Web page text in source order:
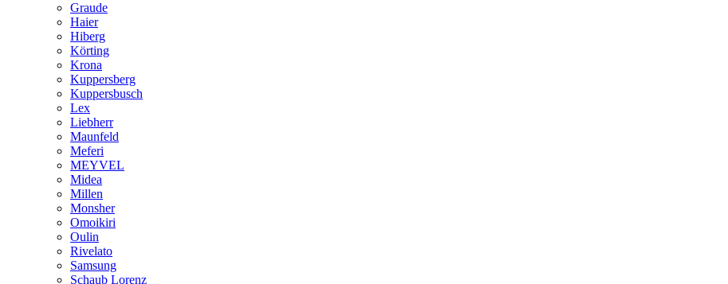
Graude
Haier
Hiberg
Körting
Krona
Kuppersberg
Kuppersbusch
Lex
Liebherr
Maunfeld
Meferi
MEYVEL
Midea
Millen
Monsher
Omoikiri
Oulin
Rivelato
Samsung
Schaub Lorenz